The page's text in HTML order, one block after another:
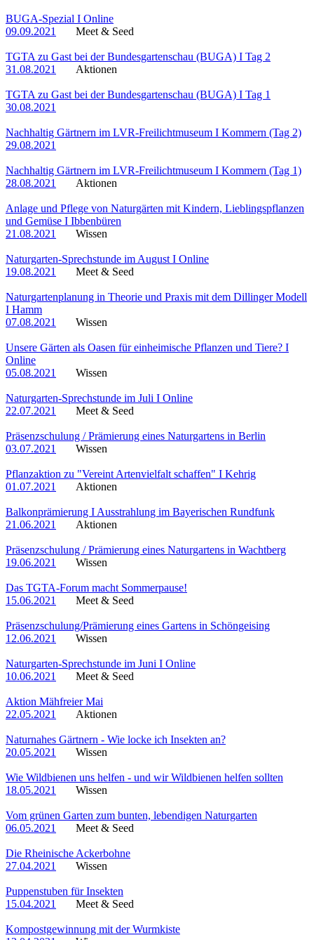
BUGA-Spezial I Online
09.09.2021
Meet & Seed
TGTA zu Gast bei der Bundesgartenschau (BUGA) I Tag 2
31.08.2021
Aktionen
TGTA zu Gast bei der Bundesgartenschau (BUGA) I Tag 1
30.08.2021
Nachhaltig Gärtnern im LVR-Freilichtmuseum I Kommern (Tag 2)
29.08.2021
Nachhaltig Gärtnern im LVR-Freilichtmuseum I Kommern (Tag 1)
28.08.2021
Aktionen
Anlage und Pflege von Naturgärten mit Kindern, Lieblingspflanzen
und Gemüse I Ibbenbüren
21.08.2021
Wissen
Naturgarten-Sprechstunde im August I Online
19.08.2021
Meet & Seed
Naturgartenplanung in Theorie und Praxis mit dem Dillinger Modell
I Hamm
07.08.2021
Wissen
Unsere Gärten als Oasen für einheimische Pflanzen und Tiere? I
Online
05.08.2021
Wissen
Naturgarten-Sprechstunde im Juli I Online
22.07.2021
Meet & Seed
Präsenzschulung / Prämierung eines Naturgartens in Berlin
03.07.2021
Wissen
Pflanzaktion zu "Vereint Artenvielfalt schaffen" I Kehrig
01.07.2021
Aktionen
Balkonprämierung I Ausstrahlung im Bayerischen Rundfunk
21.06.2021
Aktionen
Präsenzschulung / Prämierung eines Naturgartens in Wachtberg
19.06.2021
Wissen
Das TGTA-Forum macht Sommerpause!
15.06.2021
Meet & Seed
Präsenzschulung/Prämierung eines Gartens in Schöngeising
12.06.2021
Wissen
Naturgarten-Sprechstunde im Juni I Online
10.06.2021
Meet & Seed
Aktion Mähfreier Mai
22.05.2021
Aktionen
Naturnahes Gärtnern - Wie locke ich Insekten an?
20.05.2021
Wissen
Wie Wildbienen uns helfen - und wir Wildbienen helfen sollten
18.05.2021
Wissen
Vom grünen Garten zum bunten, lebendigen Naturgarten
06.05.2021
Meet & Seed
Die Rheinische Ackerbohne
27.04.2021
Wissen
Puppenstuben für Insekten
15.04.2021
Meet & Seed
Kompostgewinnung mit der Wurmkiste